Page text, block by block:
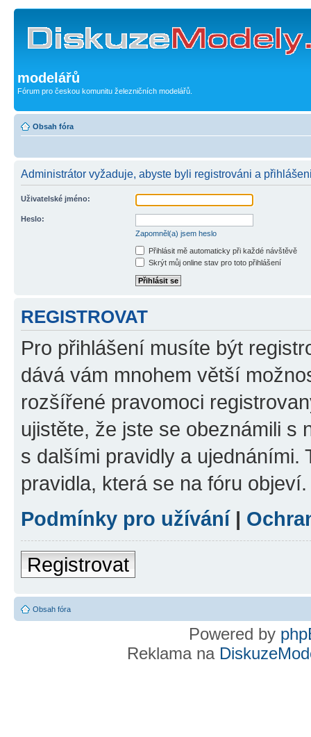
modelářů
Fórum pro českou komunitu železničních modelářů.
Obsah fóra
Administrátor vyžaduje, abyste byli registrováni a
Uživatelské jméno:
Heslo:
Zapomněl(a) jsem heslo
Přihlásit mě automaticky při každé návštěvě
Skrýt můj online stav pro toto přihlášení
REGISTROVAT
Pro přihlášení musíte být
dává vám mnohem větší
rozšířené pravomoci
ujistěte, že jste se obeznámili s
s dalšími pravidly a ujednáními.
pravidla, která se na fóru objeví.
Podmínky pro užívání |
Registrovat
Obsah fóra
Powered by
Reklama na